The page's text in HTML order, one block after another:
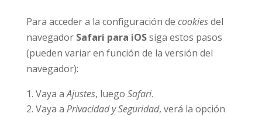
Para acceder a la configuración de cookiesdel
navegador Safari para iOSsiga estos pasos
(pueden variar en función de la versión del
navegador):
Vaya aAjustes, luego Safari.
Vaya a Privacidad y Seguridad, verá la opción